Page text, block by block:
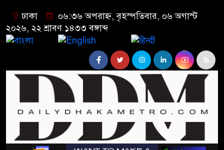
ঢাকা
০৬:৩৬ অপরাহ্ন, বৃহস্পতিবার, ০৬ অগাস্ট
২০২৬, ২২ শ্রাবণ ১৪৩৩ বঙ্গাব্দ